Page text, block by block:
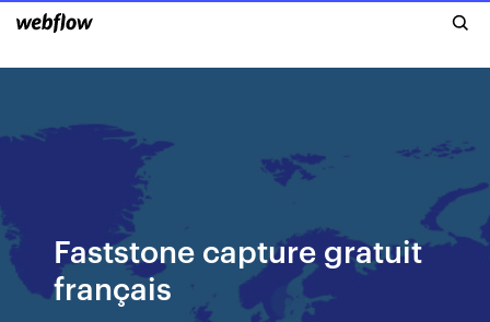
Faststone capture gratuit
français